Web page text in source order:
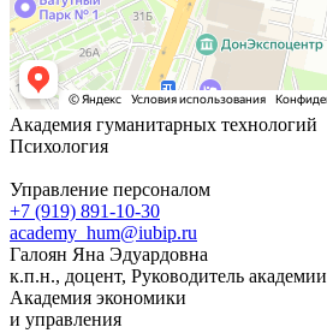
Академия гуманитарных технологий
Психология
Управление персоналом
+7 (919) 891-10-30
academy_hum@iubip.ru
Галоян Яна Эдуардовна
к.п.н., доцент, Руководитель академии
Академия экономики
и управления